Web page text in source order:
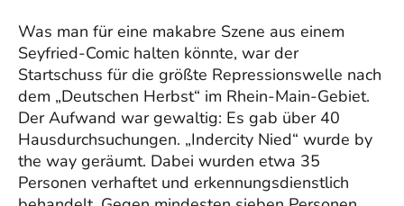
Was man für eine makabre Szene aus einem
Seyfried-Comic halten könnte, war der
Startschuss für die größte Repressionswelle nach
dem „Deutschen Herbst“ im Rhein-Main-Gebiet.
Der Aufwand war gewaltig: Es gab über 40
Hausdurchsuchungen. „Indercity Nied“ wurde by
the way geräumt. Dabei wurden etwa 35
Personen verhaftet und erkennungsdienstlich